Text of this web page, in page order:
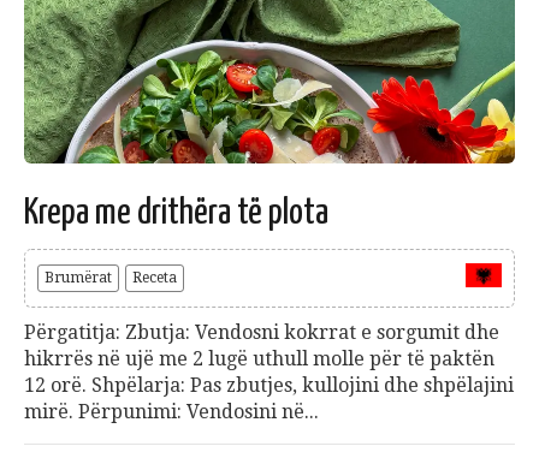
Krepa me drithëra të plota
Brumërat Receta
Përgatitja: Zbutja: Vendosni kokrrat e sorgumit dhe
hikrrës në ujë me 2 lugë uthull molle për të paktën
12 orë. Shpëlarja: Pas zbutjes, kullojini dhe shpëlajini
mirë. Përpunimi: Vendosini në...